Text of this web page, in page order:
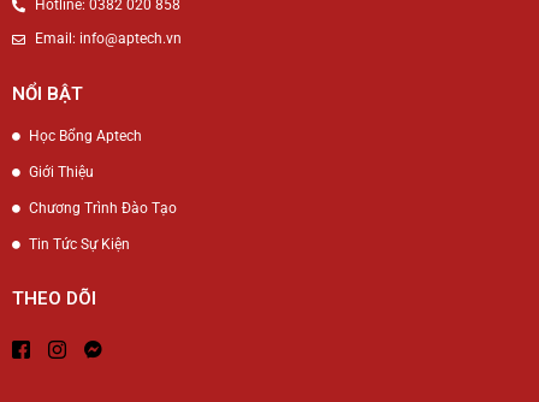
Hotline: 0382 020 858
Email: info@aptech.vn
NỔI BẬT
Học Bổng Aptech
Giới Thiệu
Chương Trình Đào Tạo
Tin Tức Sự Kiện
THEO DÕI